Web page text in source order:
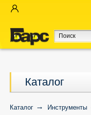
Каталог
Каталог Инструменты